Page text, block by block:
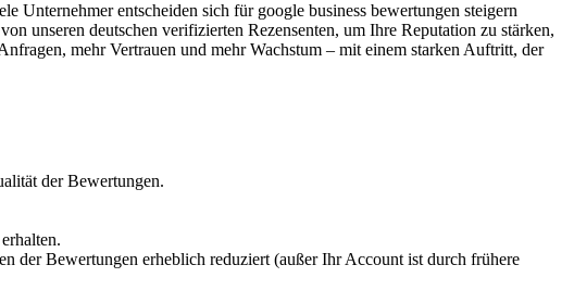
Unternehmer entscheiden sich für google business bewertungen steigern
unseren deutschen verifizierten Rezensenten, um Ihre Reputation zu stärken,
mehr Vertrauen und mehr Wachstum – mit einem starken Auftritt, der
der Bewertungen.
der Bewertungen erheblich reduziert (außer Ihr Account ist durch frühere